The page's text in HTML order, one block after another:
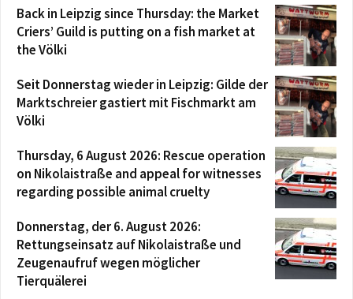
Back in Leipzig since Thursday: the Market
Criers’ Guild is putting on a fish market at
the Völki
Seit Donnerstag wieder in Leipzig: Gilde der
Marktschreier gastiert mit Fischmarkt am
Völki
Thursday, 6 August 2026: Rescue operation
on Nikolaistraße and appeal for witnesses
regarding possible animal cruelty
Donnerstag, der 6. August 2026:
Rettungseinsatz auf Nikolaistraße und
Zeugenaufruf wegen möglicher
Tierquälerei